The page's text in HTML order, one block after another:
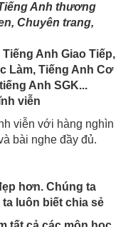
Anh thương
Chuyên trang,
Anh Giao Tiếp,
Làm, Tiếng Anh Cơ
Anh SGK...
viễn
viễn với hàng nghìn
bài nghe đầy đủ.
hơn. Chúng ta
luôn biết chia sẻ